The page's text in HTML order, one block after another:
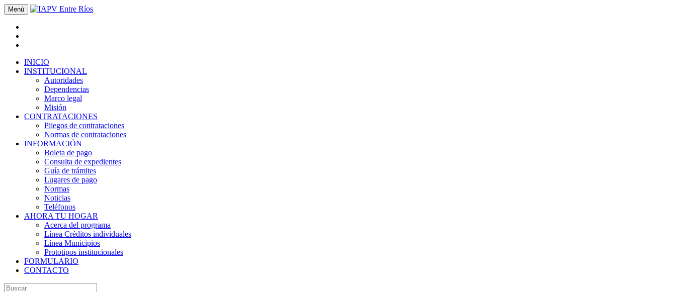
Menú
INICIO
INSTITUCIONAL
Autoridades
Dependencias
Marco legal
Misión
CONTRATACIONES
Pliegos de contrataciones
Normas de contrataciones
INFORMACIÓN
Boleta de pago
Consulta de expedientes
Guía de trámites
Lugares de pago
Normas
Noticias
Teléfonos
AHORA TU HOGAR
Acerca del programa
Línea Créditos individuales
Línea Municipios
Prototipos institucionales
FORMULARIO
CONTACTO